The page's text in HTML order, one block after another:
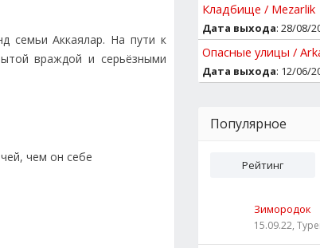
семьи Аккаялар. На пути к
враждой и серьёзными
чем он себе
Кладбище / Mezarlik
Дата выхода: 28/08/
Опасные улицы /
Дата выхода: 12/06/
Популярное
Рейтинг
Зимородок
15.09.22,